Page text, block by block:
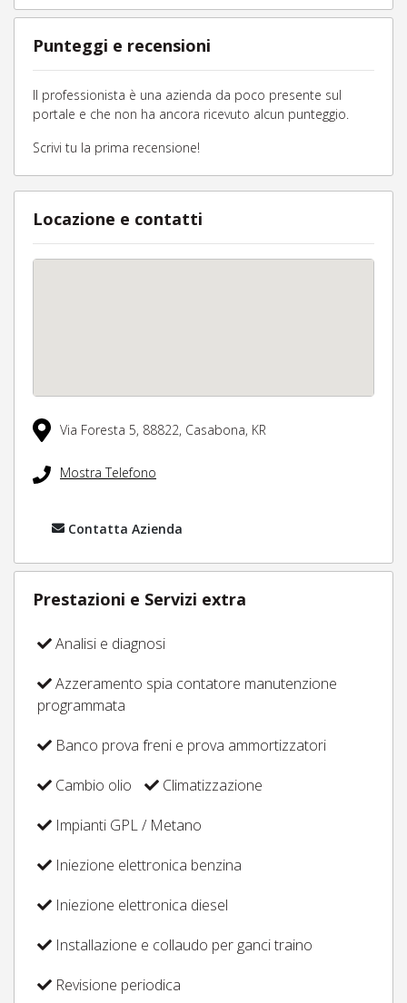
Punteggi e recensioni
Il professionista è una azienda da poco presente sul
portale e che non ha ancora ricevuto alcun punteggio.
Scrivi tu la prima recensione!
Locazione e contatti
Via Foresta 5, 88822, Casabona, KR
Mostra Telefono
Contatta Azienda
Prestazioni e Servizi extra
Analisi e diagnosi
Azzeramento spia contatore manutenzione
programmata
Banco prova freni e prova ammortizzatori
Cambio olio
Climatizzazione
Impianti GPL / Metano
Iniezione elettronica benzina
Iniezione elettronica diesel
Installazione e collaudo per ganci traino
Revisione periodica